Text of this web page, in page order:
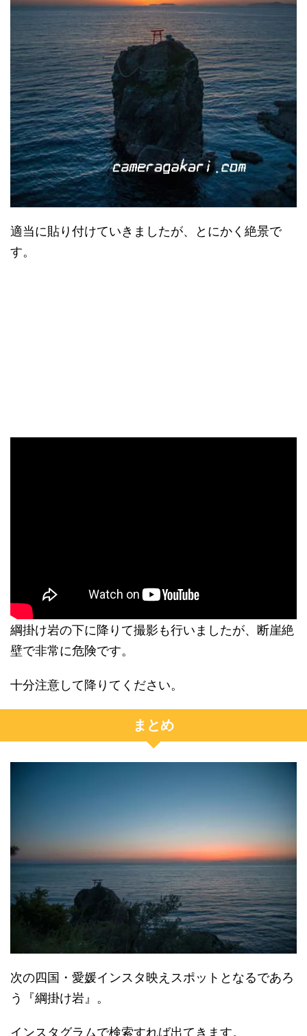
適当に貼り付けていきましたが、とにかく絶景で
す。
綱掛け岩の下に降りて撮影も行いましたが、断崖絶
壁で非常に危険です。
十分注意して降りてください。
まとめ
次の四国・愛媛インスタ映えスポットとなるであろ
う『綱掛け岩』。
インスタグラムで検索すれば出てきます。